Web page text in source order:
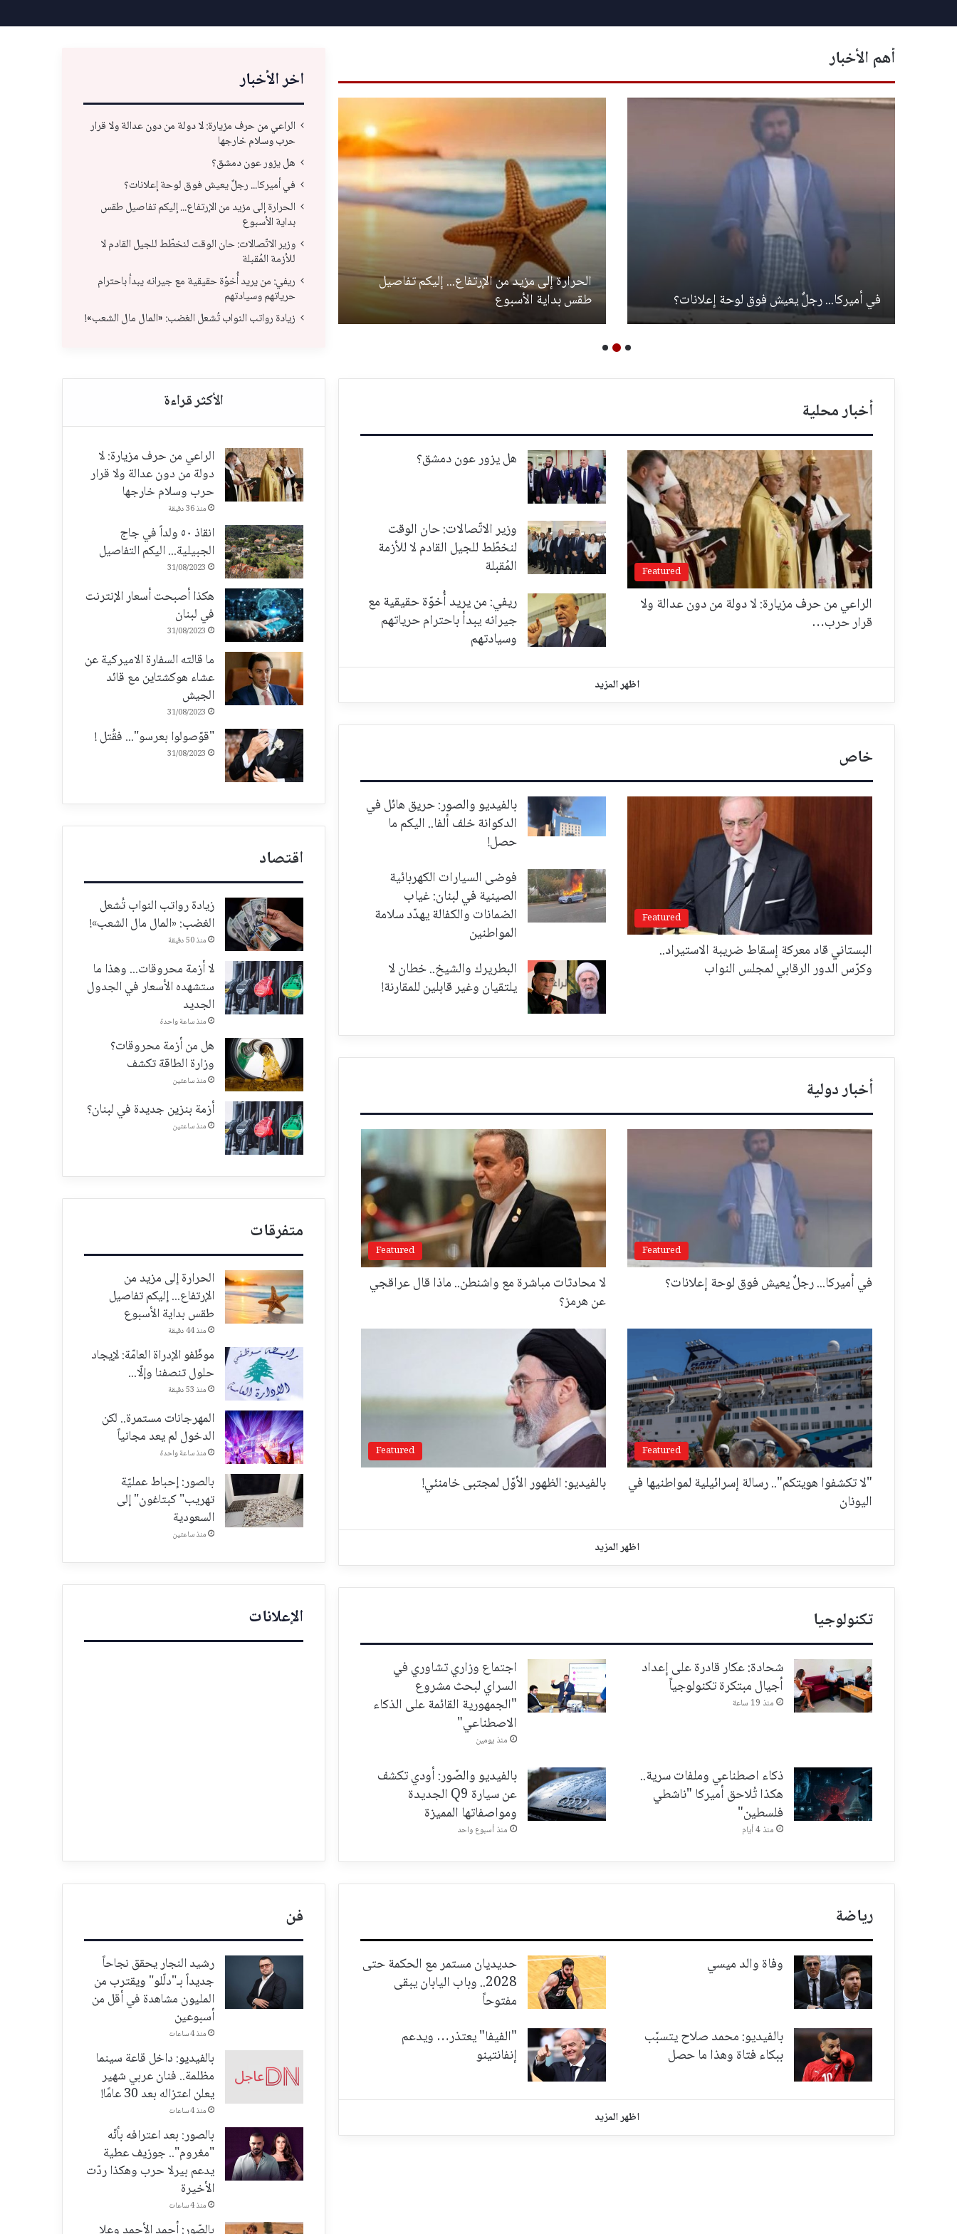
أهم الأخبار
في أميركا... رجلٌ يعيش فوق لوحة إعلانات؟
الحرارة إلى مزيد من الإرتفاع... إليكم تفاصيل
طقس بداية الأسبوع
وزير الاتّصالات: حان الوقت لنخطّط للجيل القادم لا
للأزمة المُقبلة
اخر الأخبار
الراعي من حرف مزيارة: لا دولة من دون عدالة ولا قرار
حرب وسلام خارجها
هل يزور عون دمشق؟
في أميركا... رجلٌ يعيش فوق لوحة إعلانات؟
الحرارة إلى مزيد من الإرتفاع... إليكم تفاصيل طقس
بداية الأسبوع
وزير الاتّصالات: حان الوقت لنخطّط للجيل القادم لا
للأزمة المُقبلة
ريفي: من يريد أُخوّة حقيقية مع جيرانه يبدأ باحترام
حرياتهم وسيادتهم
زيادة رواتب النواب تُشعل الغضب: «المال مال الشعب»!
أخبار محلية
Featured
الراعي من حرف مزيارة: لا دولة من دون عدالة ولا
قرار حرب…
هل يزور عون دمشق؟
وزير الاتّصالات: حان الوقت
لنخطّط للجيل القادم لا للأزمة
المُقبلة
ريفي: من يريد أُخوّة حقيقية مع
جيرانه يبدأ باحترام حرياتهم
وسيادتهم
اظهر المزيد
خاص
Featured
البستاني قاد معركة إسقاط ضريبة الاستيراد..
وكرّس الدور الرقابي لمجلس النواب
بالفيديو والصور: حريق هائل في
الدكوانة خلف ألفا.. اليكم ما
حصل!
فوضى السيارات الكهربائية
الصينية في لبنان: غياب
الضمانات والكفالة يهدّد سلامة
المواطنين
البطريرك والشيخ.. خطان لا
يلتقيان وغير قابلين للمقارنة!
أخبار دولية
Featured
في أميركا... رجلٌ يعيش فوق لوحة إعلانات؟
Featured
لا محادثات مباشرة مع واشنطن.. ماذا قال عراقجي
عن هرمز؟
Featured
"لا تكشفوا هويتكم".. رسالة إسرائيلية لمواطنيها في
اليونان
Featured
بالفيديو: الظهور الأوّل لمجتبى خامنئي!
اظهر المزيد
تكنولوجيا
شحادة: عكار قادرة على إعداد
أجيال مبتكرة تكنولوجياً
منذ 19 ساعة
اجتماع وزاري تشاوري في
السراي لبحث مشروع
"الجمهورية القائمة على الذكاء
الاصطناعي"
منذ يومين
ذكاء اصطناعي وملفات سرية..
هكذا تُلاحق أميركا "ناشطي
فلسطين"
منذ 4 أيام
بالفيديو والصّور: أودي تكشف
عن سيارة Q9 الجديدة
ومواصفاتها المميزة
منذ أسبوع واحد
الراعي من حرف مزيارة: لا
دولة من دون عدالة ولا قرار
حرب وسلام خارجها
منذ 36 دقيقة
انقاذ ٥٠ ولداً في جاج
الجبيلية... اليكم التفاصيل
31/08/2023
هكذا أصبحت أسعار الإنترنت
في لبنان
31/08/2023
ما قالته السفارة الاميركية عن
عشاء هوكشتاين مع قائد
الجيش
31/08/2023
"قوّصولوا بعرسو"... فقُتل !
31/08/2023
اقتصاد
زيادة رواتب النواب تُشعل
الغضب: «المال مال الشعب»!
منذ 50 دقيقة
لا أزمة محروقات... وهذا ما
ستشهده الأسعار في الجدول
الجديد
منذ ساعة واحدة
هل من أزمة محروقات؟
وزارة الطاقة تكشف
منذ ساعتين
أزمة بنزين جديدة في لبنان؟
منذ ساعتين
متفرقات
الحرارة إلى مزيد من
الإرتفاع... إليكم تفاصيل
طقس بداية الأسبوع
منذ 44 دقيقة
موظّفو الإدراة العامّة: لإيجاد
حلول تنصفنا وإلّا...
منذ 53 دقيقة
المهرجانات مستمرة.. لكن
الدخول لم يعد مجانياً
منذ ساعة واحدة
بالصور: إحباط عمليّة
تهريب" كبتاغون" إلى
السعودية
منذ ساعتين
الإعلانات
رياضة
وفاة والد ميسي
حديديان مستمر مع الحكمة حتى
2028.. وباب اليابان يبقى
مفتوحاً
بالفيديو: محمد صلاح يتسبّب
ببكاء فتاة وهذا ما حصل
"الفيفا" يعتذر… ويدعم
إنفانتينو
اظهر المزيد
فن
رشيد النجار يحقق نجاحاً
جديداً بـ"دلّلو" ويقترب من
المليون مشاهدة في أقل من
أسبوعين
منذ 4 ساعات
بالفيديو: داخل قاعة سينما
مظلمة.. فنان عربي شهير
يعلن اعتزاله بعد 30 عامًا!
منذ 4 ساعات
بالصور: بعد اعترافه بأنّه
"مغروم".. جوزيف عطية
يدعم بيرلا حرب وهكذا ردّت
الأخيرة
منذ 4 ساعات